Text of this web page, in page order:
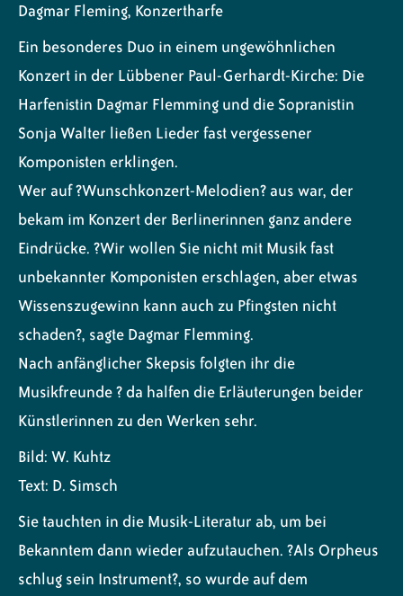
Dagmar Fleming, Konzertharfe
Ein besonderes Duo in einem ungewöhnlichen
Konzert in der Lübbener Paul-Gerhardt-Kirche: Die
Harfenistin Dagmar Flemming und die Sopranistin
Sonja Walter ließen Lieder fast vergessener
Komponisten erklingen.
Wer auf ?Wunschkonzert-Melodien? aus war, der
bekam im Konzert der Berlinerinnen ganz andere
Eindrücke. ?Wir wollen Sie nicht mit Musik fast
unbekannter Komponisten erschlagen, aber etwas
Wissenszugewinn kann auch zu Pfingsten nicht
schaden?, sagte Dagmar Flemming.
Nach anfänglicher Skepsis folgten ihr die
Musikfreunde ? da halfen die Erläuterungen beider
Künstlerinnen zu den Werken sehr.
Bild: W. Kuhtz
Text: D. Simsch
Sie tauchten in die Musik-Literatur ab, um bei
Bekanntem dann wieder aufzutauchen. ?Als Orpheus
schlug sein Instrument?, so wurde auf dem